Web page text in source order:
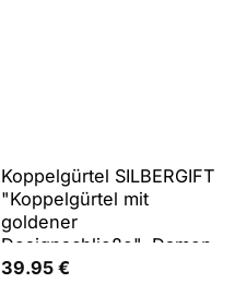
Koppelgürtel SILBERGIFT
"Koppelgürtel mit
goldener
Designschließe", Damen,
Gr. 80, beige
39.95 €